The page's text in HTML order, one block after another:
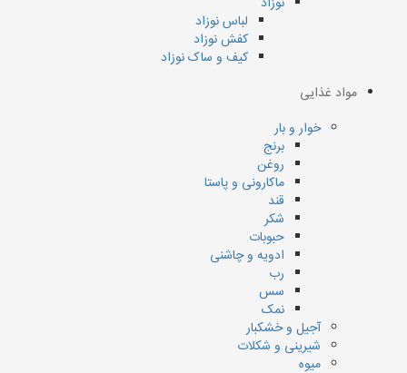
لباس نوزاد
کفش نوزاد
کیف و ساک نوزاد
مواد غذایی
خوار و بار
برنج
روغن
ماکارونی و پاستا
قند
شکر
حبوبات
ادویه و چاشنی
رب
سس
نمک
آجیل و خشکبار
شیرینی و شکلات
میوه